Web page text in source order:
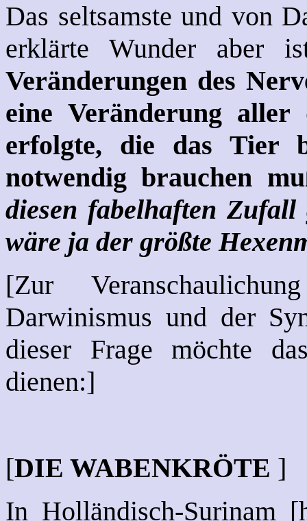
Das seltsamste und von
erklärte Wunder aber
Veränderungen des
eine Veränderung
erfolgte, die das Tier
notwendig brauchen
diesen fabelhaften
wäre ja der größte
[Zur
Darwinismus und der
dieser Frage möchte
dienen:]
[DIE WABENKRÖTE ]
In Holländisch-Surinam